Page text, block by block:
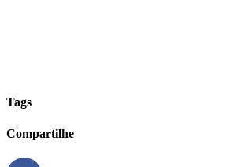
Tags
Compartilhe